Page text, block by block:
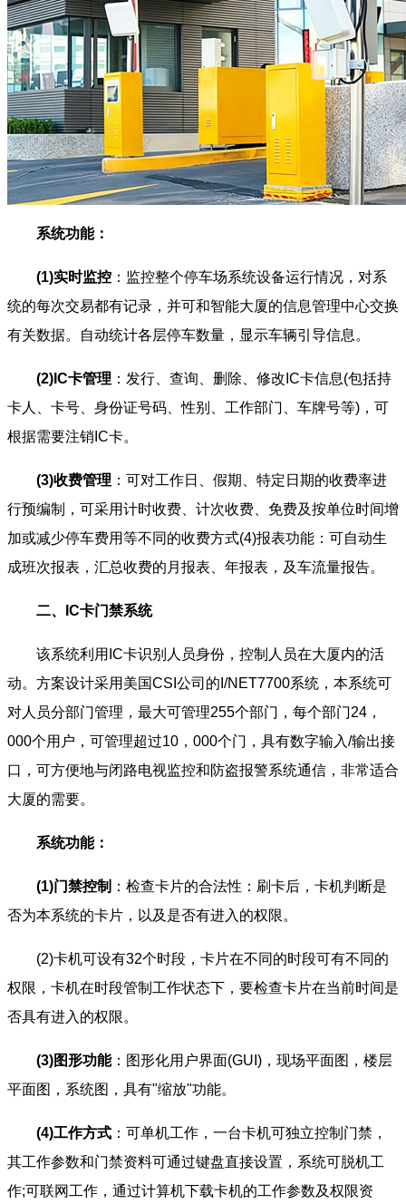
系统功能：
(1)实时监控 ：监控整个停车场系统设备运行情况，对系
统的每次交易都有记录，并可和智能大厦的信息管理中心交换
有关数据。自动统计各层停车数量，显示车辆引导信息。
(2)IC卡管理 ：发行、查询、删除、修改IC卡信息(包括持
卡人、卡号、身份证号码、性别、工作部门、车牌号等)，可
根据需要注销IC卡。
(3)收费管理 ：可对工作日、假期、特定日期的收费率进
行预编制，可采用计时收费、计次收费、免费及按单位时间增
加或减少停车费用等不同的收费方式(4)报表功能：可自动生
成班次报表，汇总收费的月报表、年报表，及车流量报告。
二、IC卡门禁系统
该系统利用IC卡识别人员身份，控制人员在大厦内的活
动。方案设计采用美国CSI公司的I/NET7700系统，本系统可
对人员分部门管理，最大可管理255个部门，每个部门24，
000个用户，可管理超过10，000个门，具有数字输入/输出接
口，可方便地与闭路电视监控和防盗报警系统通信，非常适合
大厦的需要。
系统功能：
(1)门禁控制 ：检查卡片的合法性：刷卡后，卡机判断是
否为本系统的卡片，以及是否有进入的权限。
(2)卡机可设有32个时段，卡片在不同的时段可有不同的
权限，卡机在时段管制工作状态下，要检查卡片在当前时间是
否具有进入的权限。
(3)图形功能：图形化用户界面(GUI)，现场平面图，楼层
平面图，系统图，具有"缩放"功能。
(4)工作方式 ：可单机工作，一台卡机可独立控制门禁，
其工作参数和门禁资料可通过键盘直接设置，系统可脱机工
作;可联网工作，通过计算机下载卡机的工作参数及权限资